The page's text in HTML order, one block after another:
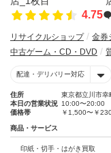
4.75
リサイクルショップ 金券
中古ゲーム・CD・DVD
配達・デリバリー対応
住所
東京都立川市幸
本日の営業状況 10:00〜20:00
価格帯
￥1,500〜￥
商品・サービス
印紙・切手・はがき買取